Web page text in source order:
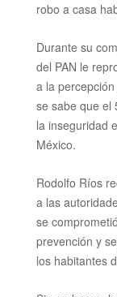
robo a casa
Durante su
del PAN le
a la
se sabe que el
la inseguridad
México.
Rodolfo Ríos
a las
se
prevención y
los habitantes